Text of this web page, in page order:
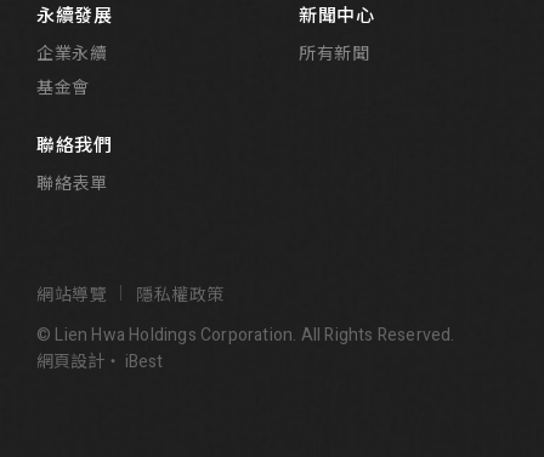
永續發展
企業永續
基金會
新聞中心
所有新聞
聯絡我們
聯絡表單
© Lien Hwa Holdings Corporation. All Rights Reserved.
網頁設計 ‧ iBest
網站導覽 隱私權政策